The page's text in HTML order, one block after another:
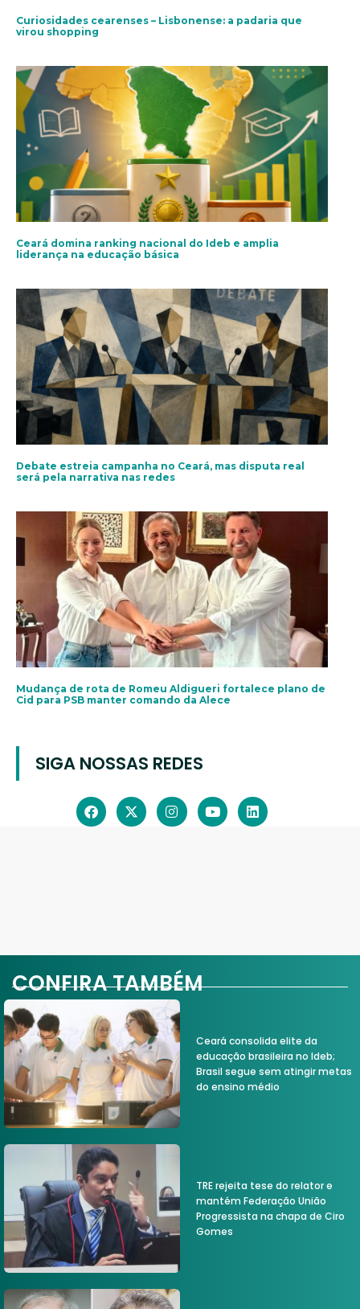
Curiosidades cearenses – Lisbonense: a padaria que
virou shopping
Ceará domina ranking nacional do Ideb e amplia
liderança na educação básica
Debate estreia campanha no Ceará, mas disputa real
será pela narrativa nas redes
Mudança de rota de Romeu Aldigueri fortalece plano de
Cid para PSB manter comando da Alece
SIGA NOSSAS REDES
CONFIRA TAMBÉM
Ceará consolida elite da
educação brasileira no Ideb;
Brasil segue sem atingir metas
do ensino médio
TRE rejeita tese do relator e
mantém Federação União
Progressista na chapa de Ciro
Gomes